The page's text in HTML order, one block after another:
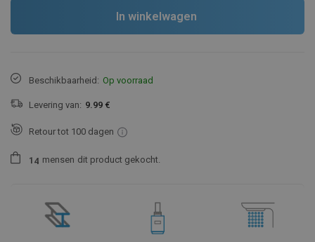
In winkelwagen
Beschikbaarheid: Op voorraad
Levering van: 9.99 €
Retour tot 100 dagen
1 4 mensen dit product gekocht.